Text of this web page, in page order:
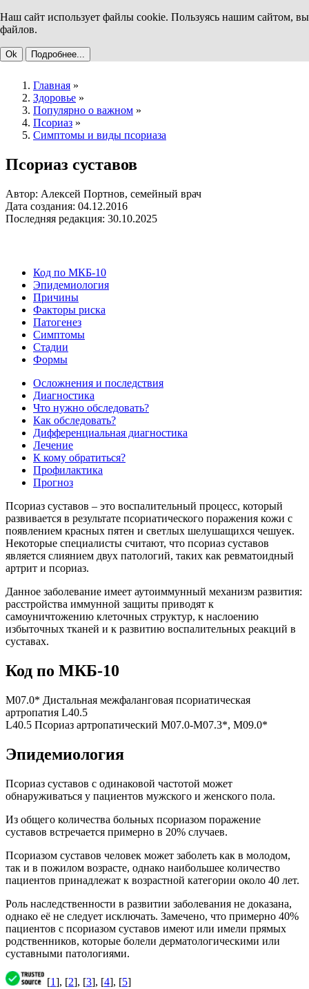
Наш сайт использует файлы cookie. Пользуясь нашим сайтом,
файлов.
Ok Подробнее...
Главная »
Здоровье »
Популярно о важном »
Псориаз »
Симптомы и виды псориаза
Псориаз суставов
Автор: Алексей Портнов, семейный врач
Дата создания: 04.12.2016
Последняя редакция: 30.10.2025
Код по МКБ-10
Эпидемиология
Причины
Факторы риска
Патогенез
Симптомы
Стадии
Формы
Осложнения и последствия
Диагностика
Что нужно обследовать?
Как обследовать?
Дифференциальная диагностика
Лечение
К кому обратиться?
Профилактика
Прогноз
Псориаз суставов – это воспалительный процесс, который
развивается в результате псориатического поражения кожи с
появлением красных пятен и светлых шелушащихся чешуек.
Некоторые специалисты считают, что псориаз суставов
является слиянием двух патологий, таких как ревматоидный
артрит и псориаз.
Данное заболевание имеет аутоиммунный механизм развития:
расстройства иммунной защиты приводят к
самоуничтожению клеточных структур, к наслоению
избыточных тканей и к развитию воспалительных реакций в
суставах.
Код по МКБ-10
M07.0* Дистальная межфаланговая псориатическая
артропатия L40.5
L40.5 Псориаз артропатический М07.0-М07.3*, М09.0*
Эпидемиология
Псориаз суставов с одинаковой частотой может
обнаруживаться у пациентов мужского и женского пола.
Из общего количества больных псориазом поражение
суставов встречается примерно в 20% случаев.
Псориазом суставов человек может заболеть как в молодом,
так и в пожилом возрасте, однако наибольшее количество
пациентов принадлежат к возрастной категории около 40 лет.
Роль наследственности в развитии заболевания не доказана,
однако её не следует исключать. Замечено, что примерно 40%
пациентов с псориазом суставов имеют или имели прямых
родственников, которые болели дерматологическими или
суставными патологиями.
[1], [2], [3], [4], [5]